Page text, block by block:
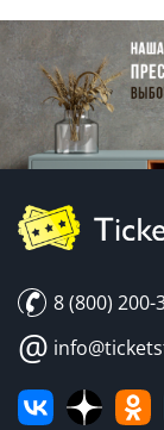
8 (800) 200-
@